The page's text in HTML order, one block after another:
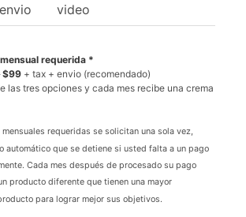
envio video
requerida *
$99 + tax + envio (recomendado)
las tres opciones y cada mes recibe una crema
requeridas se solicitan una sola vez,
automático que se detiene si usted falta a un pago
Cada mes después de procesado su pago
producto diferente que tienen una mayor
para lograr mejor sus objetivos.